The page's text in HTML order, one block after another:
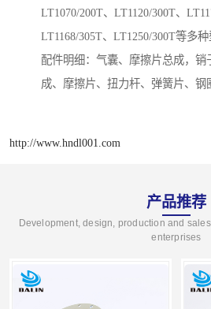
LT1070/200T、LT1120/300T、
LT1168/305T、LT1250/300T等多种
配件明细：气囊、摩擦片总成，销
成、摩擦片、扭力杆、弹簧片、钢
http://www.hndl001.com
产品推荐
Development, design, production and
enterprises